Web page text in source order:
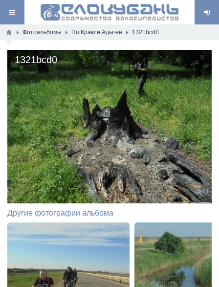
Фотоальбомы По Краю и Адыгее 1321bcd0
1321bcd0
Другие фотографии альбома